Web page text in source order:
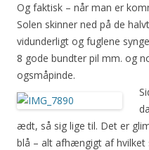
Og faktisk – når man er
Solen skinner ned på de
vidunderligt og fuglene
8 gode bundter pil mm. og
ogsmåpinde.
ædt, så sig lige til. Det er
blå – alt afhængigt af hvilket